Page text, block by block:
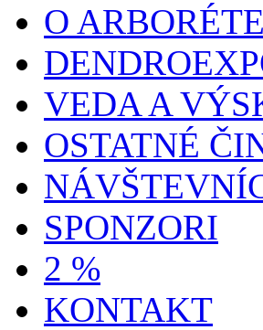
O ARBORÉTE
VEDA A
OSTATNÉ
SPONZORI
2 %
KONTAKT